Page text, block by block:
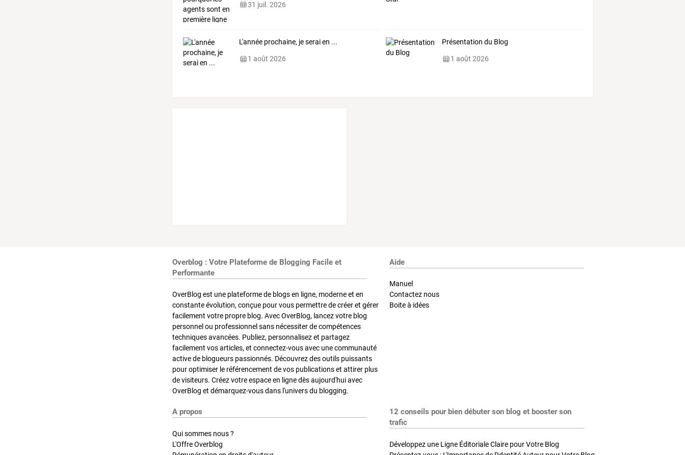
31 juil. 2026
L'année prochaine, je serai en ...
1 août 2026
Présentation du Blog
1 août 2026
Overblog : Votre Plateforme de Blogging Facile et
Performante
OverBlog est une plateforme de blogs en ligne, moderne et en
constante évolution, conçue pour vous permettre de créer et gérer
facilement votre propre blog. Avec OverBlog, lancez votre blog
personnel ou professionnel sans nécessiter de compétences
techniques avancées. Publiez, personnalisez et partagez
facilement vos articles, et connectez-vous avec une communauté
active de blogueurs passionnés. Découvrez des outils puissants
pour optimiser le référencement de vos publications et attirer plus
de visiteurs. Créez votre espace en ligne dès aujourd'hui avec
OverBlog et démarquez-vous dans l'univers du blogging.
Aide
Manuel
Contactez nous
Boite à idées
A propos
Qui sommes nous ?
L'Offre Overblog
12 conseils pour bien débuter son blog et booster son
trafic
Développez une Ligne Éditoriale Claire pour Votre Blog